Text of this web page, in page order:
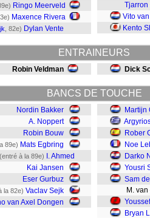
Ringo Meerveld
Maxence Rivera
, 82e) Dylan Vente
Tjarron
Vito
Kento
ENTRAINEURS
Robin Veldman Dick
BANCS DE TOUCHE
Nordin Bakker
A. Noppert
Robin Bouw
89e) Mats Egbring
(entré à la 89e)
I. Ahmed
Kai Jansen
Eser Gurbuz
la 82e) Vaclav Sejk
van Axel Dongen
Martijn
Rober
Noe
Darko
Yousri
Sam
M. van
Bryan